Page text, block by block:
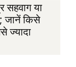
सहवाग या
जानें किसे
ज्यादा